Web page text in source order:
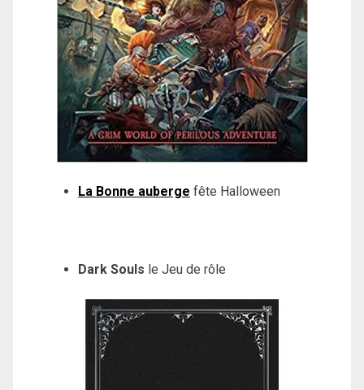
La Bonne auberge fête Halloween
Dark Souls le Jeu de rôle